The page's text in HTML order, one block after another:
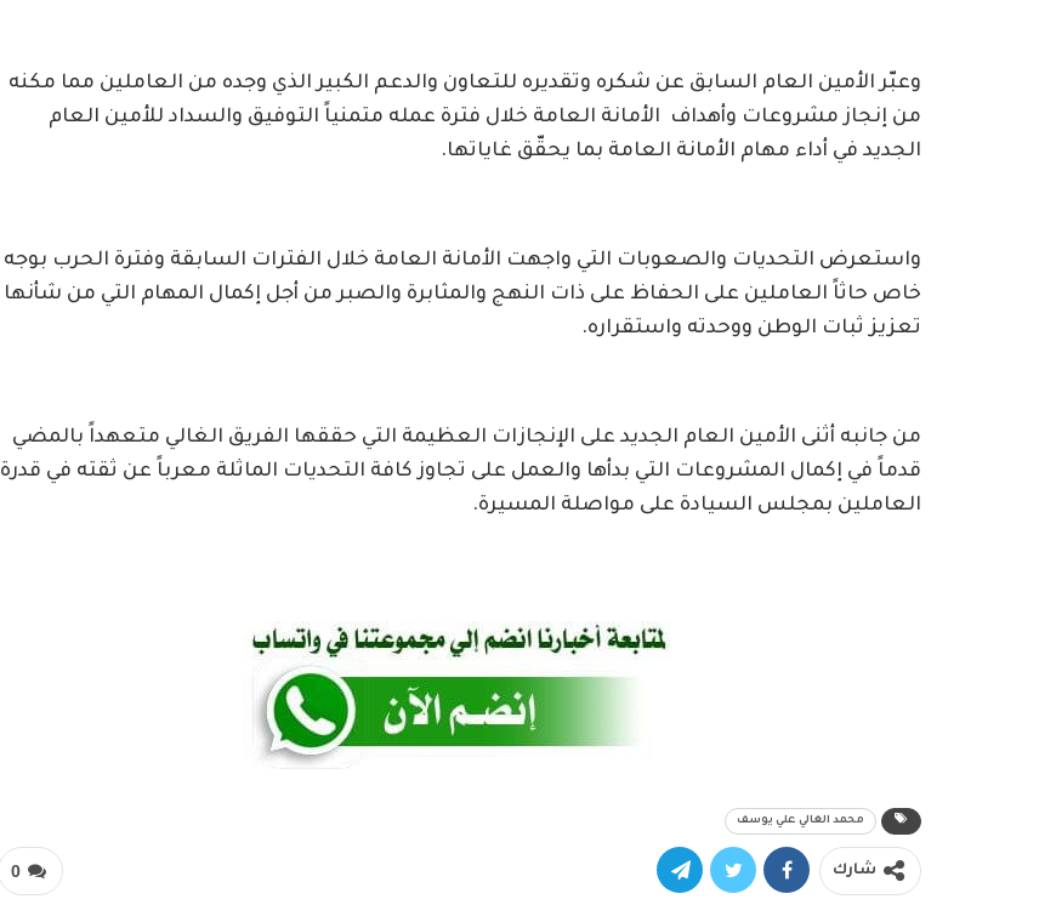
وعبّر الأمين العام السابق عن شكره وتقديره للتعاون والدعم الكبير الذي وجده من العاملين مما مكنه
من إنجاز مشروعات وأهداف الأمانة العامة خلال فترة عمله متمنياً التوفيق والسداد للأمين العام
الجديد في أداء مهام الأمانة العامة بما يحقّق غاياتها.
واستعرض التحديات والصعوبات التي واجهت الأمانة العامة خلال الفترات السابقة وفترة الحرب بوجه
خاص حاثاً العاملين على الحفاظ على ذات النهج والمثابرة والصبر من أجل إكمال المهام التي من شأنها
تعزيز ثبات الوطن ووحدته واستقراره.
من جانبه أثنى الأمين العام الجديد على الإنجازات العظيمة التي حققها الفريق الغالي متعهداً بالمضي
قدماً في إكمال المشروعات التي بدأها والعمل على تجاوز كافة التحديات الماثلة معرباً عن ثقته في قدرة
العاملين بمجلس السيادة على مواصلة المسيرة.
محمد الغالي علي يوسف
0 شارك